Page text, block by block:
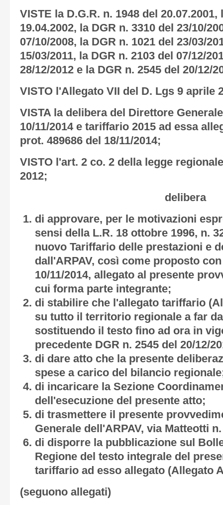
VISTE la D.G.R. n. 1948 del 20.07.2001,
19.04.2002, la DGR n. 3310 del 23/10/
07/10/2008, la DGR n. 1021 del 23/03/
15/03/2011, la DGR n. 2103 del 07/12/
28/12/2012 e la DGR n. 2545 del 20/12/
VISTO l'Allegato VII del D. Lgs 9 aprile
VISTA la delibera del Direttore
10/11/2014 e tariffario 2015 ad essa
prot. 489686 del 18/11/2014;
VISTO l'art. 2 co. 2 della legge
2012;
delibera
di approvare, per le motivazioni
sensi della L.R. 18 ottobre 1996, n.
nuovo Tariffario delle prestazioni e
dall'ARPAV, così come proposto
10/11/2014, allegato al presente
cui forma parte integrante;
di stabilire che l'allegato tariffario
su tutto il territorio regionale a far
sostituendo il testo fino ad ora in
precedente DGR n. 2545 del 20/12/
di dare atto che la presente
spese a carico del bilancio
di incaricare la Sezione
dell'esecuzione del presente atto;
di trasmettere il presente
Generale dell'ARPAV, via Matteotti
di disporre la pubblicazione sul
Regione del testo integrale del
tariffario ad esso allegato (Allegato
(seguono allegati)